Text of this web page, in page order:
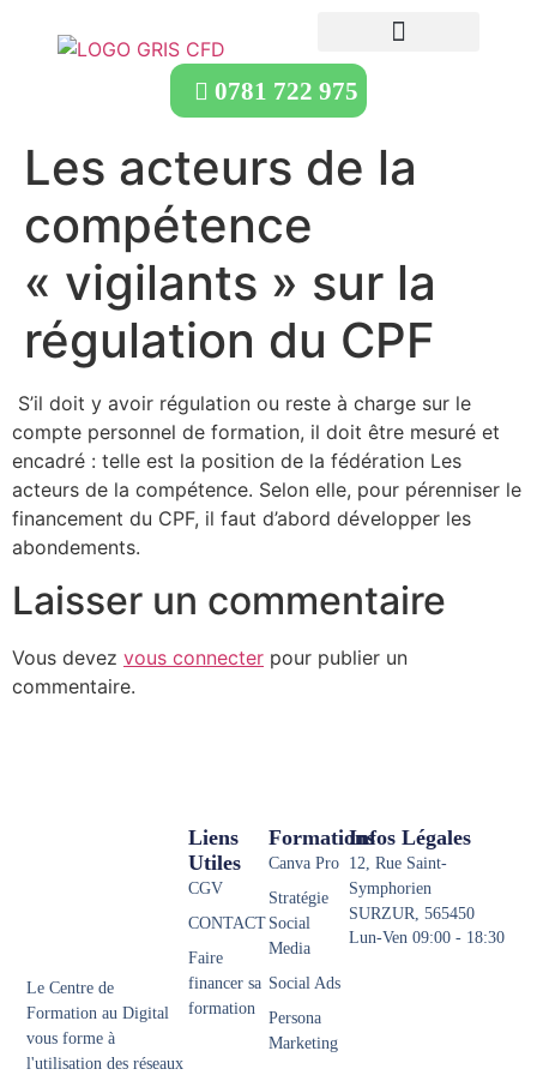
0781 722 975
Les acteurs de la
compétence
« vigilants » sur la
régulation du CPF
S’il doit y avoir régulation ou reste à charge sur le
compte personnel de formation, il doit être mesuré et
encadré : telle est la position de la fédération Les
acteurs de la compétence. Selon elle, pour pérenniser le
financement du CPF, il faut d’abord développer les
abondements.
Laisser un commentaire
Vous devez vous connecter pour publier un
commentaire.
Le Centre de
Formation au Digital
vous forme à
l'utilisation des réseaux
Formations
Canva Pro
Stratégie
Social
Media
Social Ads
Persona
Marketing
Liens
Utiles
CGV
CONTACT
Faire
financer sa
formation
Infos Légales
12, Rue Saint-
Symphorien
SURZUR, 565450
Lun-Ven 09:00 - 18:30